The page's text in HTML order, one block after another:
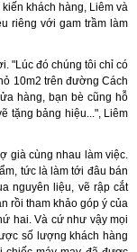
khách hàng, Liêm và
riêng với gam trầm làm
"Lúc đó chúng tôi chỉ có
10m2 trên đường Cách
hàng, bạn bè cũng hỗ
tặng bảng hiệu...", Liêm
già cùng nhau làm việc.
tức là làm tới đâu bán
nguyên liệu, vẽ rập cắt
rồi tham khảo góp ý của
hai. Và cứ như vậy mọi
số lượng khách hàng